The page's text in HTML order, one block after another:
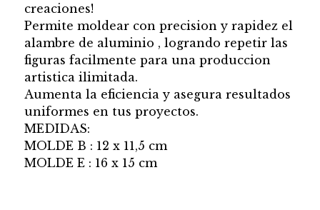
creaciones!
Permite moldear con precision y rapidez el
alambre de aluminio , logrando repetir las
figuras facilmente para una produccion
artistica ilimitada.
Aumenta la eficiencia y asegura resultados
uniformes en tus proyectos.
MEDIDAS:
MOLDE B : 12 x 11,5 cm
MOLDE E : 16 x 15 cm